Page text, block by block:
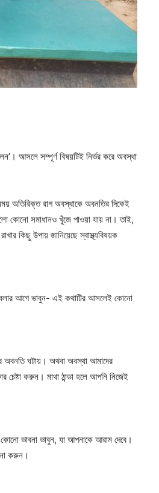
আসলে সম্পূর্ণ বিষয়টিই নির্ভর করে অবস্থা
সময় অতিরিক্ত রাগ অবস্থাকে অবনতির দিকেই
কোনো সমাধানও খুঁজে পাওয়া যায় না। তাই,
কিছু উপায় জানিয়েছে স্বাস্থ্যবিষয়ক
আগে ভাবুন- এই কথাটির আসলেই কোনো
অবনতি ঘটায়। অথবা অবস্থা আমাদের
চেষ্টা করুন। মাথা ঠান্ডা হলে আপনি নিজেই
ভাবনা ভাবুন, যা আপনাকে আরাম দেবে।
করুন।